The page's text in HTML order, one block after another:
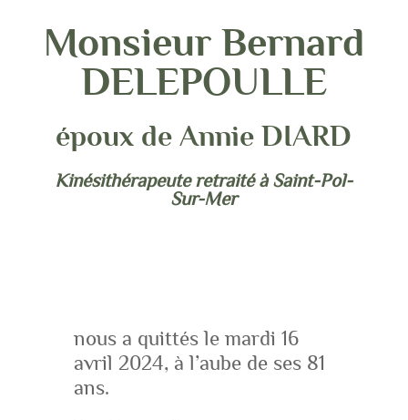
Monsieur Bernard
DELEPOULLE
époux de Annie DIARD
Kinésithérapeute retraité à Saint-Pol-
Sur-Mer
nous a quittés le mardi 16
avril 2024, à l’aube de ses 81
ans.